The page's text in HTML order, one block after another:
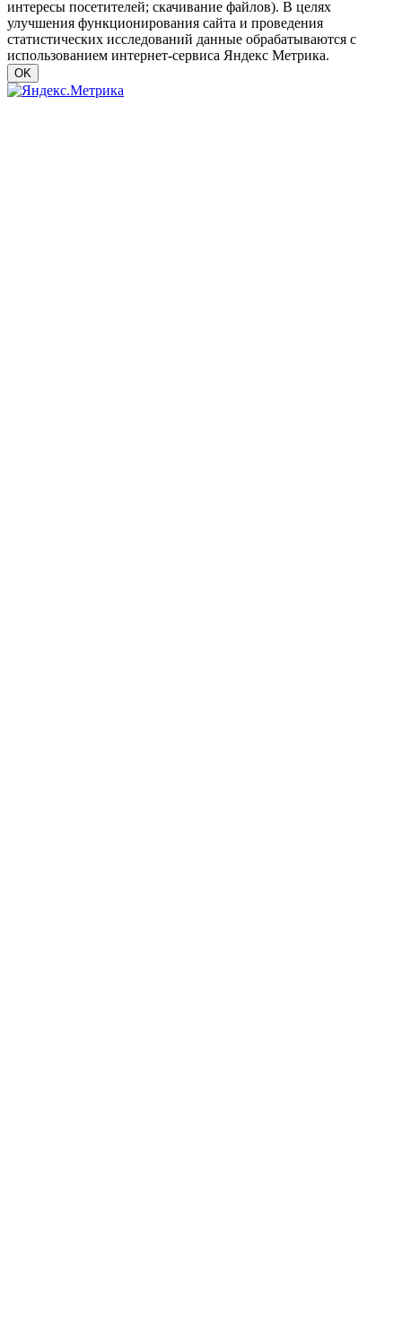
интересы посетителей; скачивание файлов). В целях
улучшения функционирования сайта и проведения
статистических исследований данные обрабатываются с
использованием интернет-сервиса Яндекс Метрика.
OK